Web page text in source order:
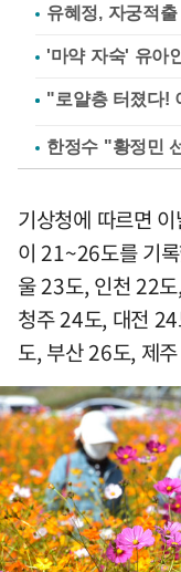
유혜정, 자궁적
'마약 자숙' 유아
한정수 "황정민
기상청에 따르면
이 21~26도를 기
울 23도, 인천 22
청주 24도, 대전
도, 부산 26도, 제